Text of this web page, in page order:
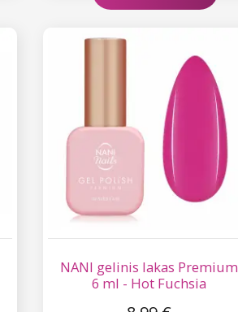
NANI gelinis lakas Premium
6 ml - Hot Fuchsia